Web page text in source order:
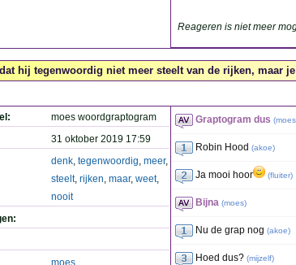
Reageren is niet meer
hij tegenwoordig niet meer steelt van de rijken, maar
moes woordgraptogram
31 oktober 2019 17:59
denk, tegenwoordig, meer,
steelt, rijken, maar, weet,
nooit
moes
Graptogram dus (moes
Robin Hood (akoe)
Ja mooi hoor (fluiter)
Bijna (moes)
Nu de grap nog (akoe)
Hoed dus? (mijzelf)